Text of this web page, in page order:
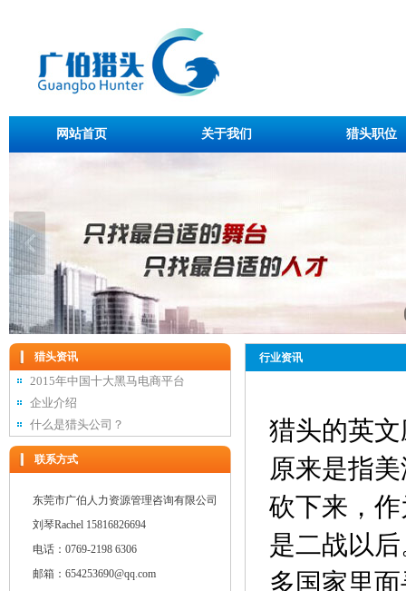
网站首页 关于我们 猎头职位
猎头资讯
2015年中国十大黑马电商平台
企业介绍
什么是猎头公司？
联系方式
东莞市广伯人力资源管理咨询有限公司
刘琴Rachel 15816826694
电话：0769-2198 6306
邮箱：654253690@qq.com
行业资讯
猎头的英
原来是指
砍下来，
是二战以
多国家里